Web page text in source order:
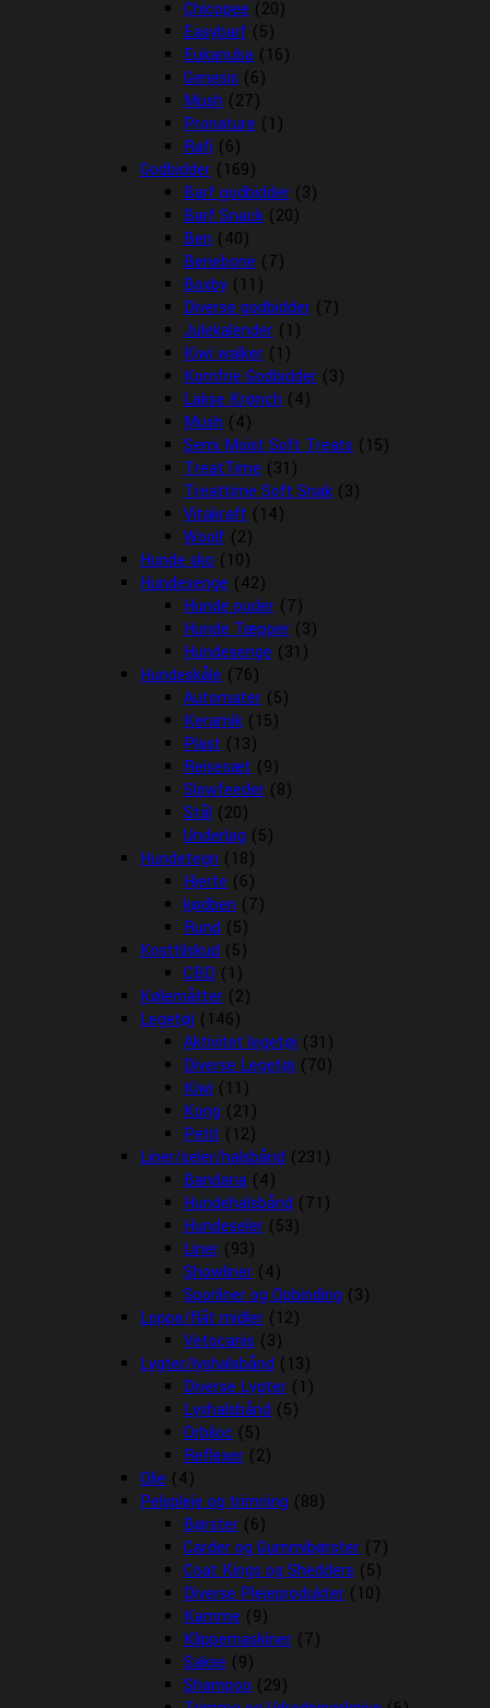
Chicopee (20)
Easybarf (5)
Eukanuba (16)
Genesis (6)
Mush (27)
Pronature (1)
Rafi (6)
Godbidder (169)
Barf godbidder (3)
Barf Snack (20)
Ben (40)
Benebone (7)
Boxby (11)
Diverse godbidder (7)
Julekalender (1)
Kiwi walker (1)
Kornfrie Godbidder (3)
Lakse Krønch (4)
Mush (4)
Semi Moist Soft Treats (15)
TreatTime (31)
Treattime Soft Snak (3)
Vitakraft (14)
Woolf (2)
Hunde sko (10)
Hundesenge (42)
Hunde puder (7)
Hunde Tæpper (3)
Hundesenge (31)
Hundeskåle (76)
Automater (5)
Keramik (15)
Plast (13)
Rejsesæt (9)
Slowfeeder (8)
Stål (20)
Underlag (5)
Hundetegn (18)
Hjerte (6)
kødben (7)
Rund (5)
Kosttilskud (5)
CBD (1)
Kølemåtter (2)
Legetøj (146)
Aktivitet legetøj (31)
Diverse Legetøj (70)
Kiwi (11)
Kong (21)
Petit (12)
Liner/seler/halsbånd (231)
Bandana (4)
Hundehalsbånd (71)
Hundeseler (53)
Liner (93)
Showliner (4)
Sporliner og Opbinding (3)
Loppe/flåt midler (12)
Vetocanis (3)
Lygter/lyshalsbånd (13)
Diverse Lygter (1)
Lyshalsbånd (5)
Orbiloc (5)
Reflexer (2)
Olie (4)
Pelspleje og trimning (88)
Børster (6)
Carder og Gummibørster (7)
Coat Kings og Shedders (5)
Diverse Plejeprodukter (10)
Kamme (9)
Klippemaskiner (7)
Sakse (9)
Shampoo (29)